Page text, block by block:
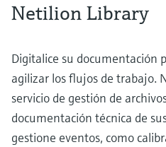
Netilion Library
Digitalice su documentación
agilizar los flujos de trabajo.
servicio de gestión de
documentación técnica de
gestione eventos, como